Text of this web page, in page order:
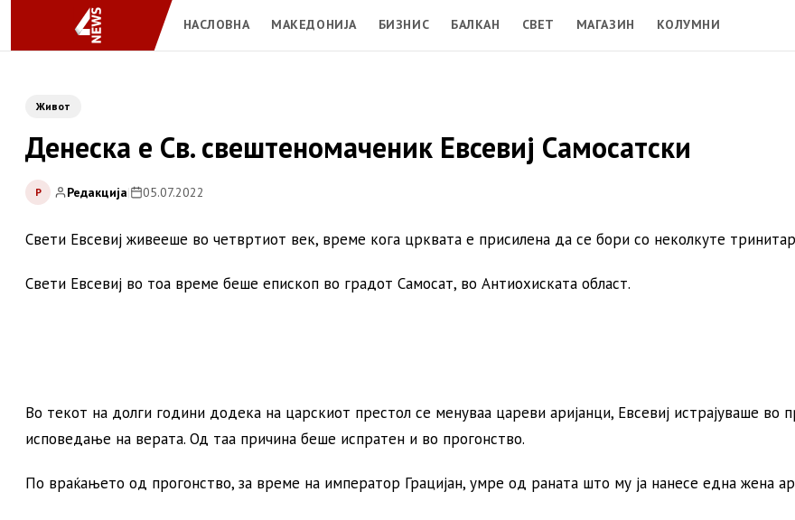
НАСЛОВНА МАКЕДОНИЈА БИЗНИС БАЛКАН СВЕТ МАГАЗИН КОЛУМНИ
Живот
Денеска е Св. свештеномаченик Евсевиј Самосатски
Р Редакција| 05.07.2022
Свети Евсевиј живееше во четвртиот век, време кога црквата е присилена да се бори со неколкуте
Свети Евсевиј во тоа време беше епископ во градот Самосат, во Антиохиската област.
Во текот на долги години додека на царскиот престол се менуваа цареви аријанци, Евсевиј истрајуваше во
исповедање на верата. Од таа причина беше испратен и во прогонство.
По враќањето од прогонство, за време на император Грацијан, умре од раната што му ја нанесе една жена